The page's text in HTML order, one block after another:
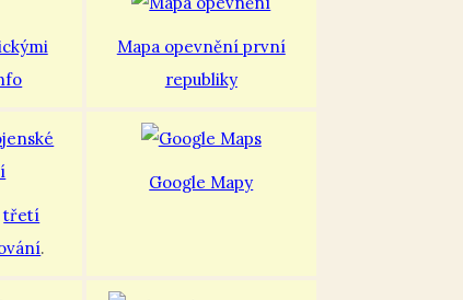
Mapa opevnění první
republiky
třetí
.
Google Mapy